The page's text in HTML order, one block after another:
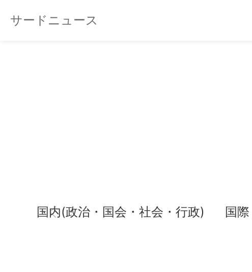
サードニュース
国内(政治・国会・社会・行政) 国際